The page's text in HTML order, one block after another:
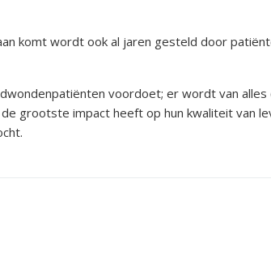
komt wordt ook al jaren gesteld door
voordoet; er wordt van
grootste impact heeft op hun kwaliteit van